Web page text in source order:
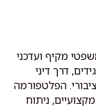
מקיף ועדכני
דרך דיני
הפלטפורמה
ניתוח